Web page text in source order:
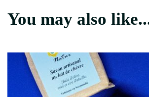
You may also